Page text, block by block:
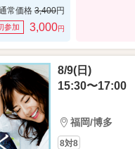
常価格 3,400円
参加 3,000円
8/9(日)
15:30〜17:00
福岡/博多
8対8